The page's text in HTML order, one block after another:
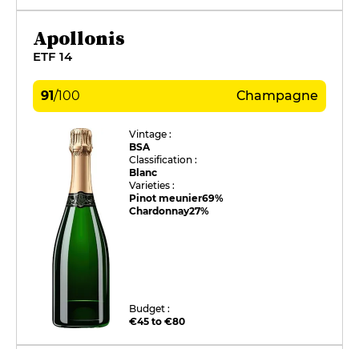
Apollonis
ETF 14
91/100 Champagne
Vintage :
BSA
Classification :
Blanc
Varieties :
Pinot meunier69%
Chardonnay27%
Budget :
€45 to €80